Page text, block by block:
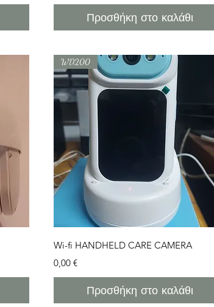
Προσθήκη στο καλάθι
Γρήγορη προβολή
WD200
Wi-fi HANDHELD CARE CAMERA
Τιμή
0,00 €
Προσθήκη στο καλάθι